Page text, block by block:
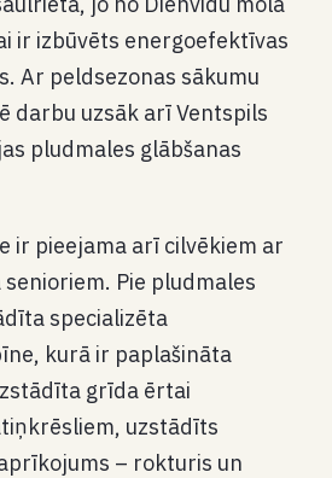
ir izbūvēts energoefektīvas
Ar peldsezonas sākumu
darbu uzsāk arī Ventspils
pludmales glābšanas
ir pieejama arī cilvēkiem ar
Pie pludmales
specializēta
kurā ir paplašināta
grīda ērtai
uzstādīts
– rokturis un